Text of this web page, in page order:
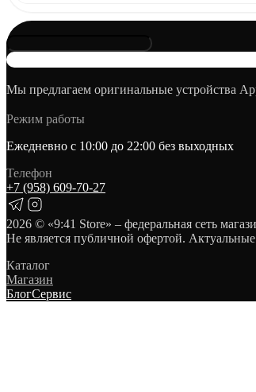
Мы предлагаем оригинальные устройства
Режим работы
Ежедневно с 10:00 до 22:00 без выходных
Телефон
+7 (958) 609‑70‑27
2026 © «9:41 Store» – федеральная сеть
Не является публичной офертой.
Каталог
Магазин
БлогСервис